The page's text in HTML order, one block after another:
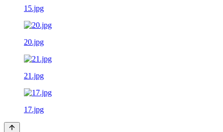
15.jpg
20.jpg
21.jpg
17.jpg